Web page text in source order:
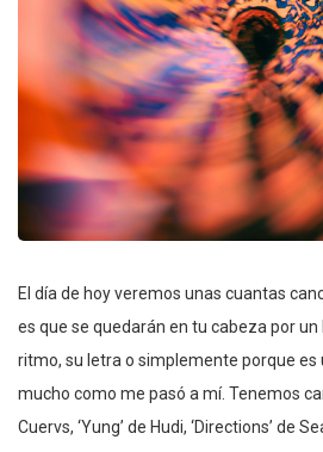
El día de hoy veremos unas cuantas
es que se quedarán en tu cabeza por un
ritmo, su letra o simplemente porque es
mucho como me pasó a mí. Tenemos
Cuervs, ‘Yung’ de Hudi, ‘Directions’ de